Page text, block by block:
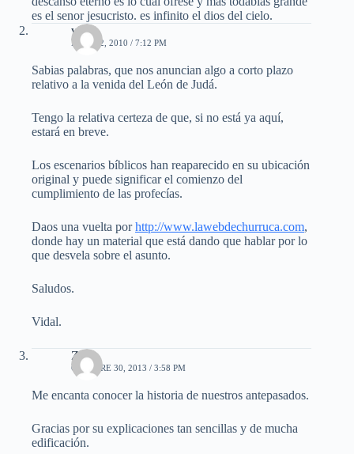
es el senor jesucristo. es infinito el dios del cielo.
vidal
MAYO 2, 2010 / 7:12 PM
Sabias palabras, que nos anuncian algo a corto plazo
relativo a la venida del León de Judá.
Tengo la relativa certeza de que, si no está ya aquí,
estará en breve.
Los escenarios bíblicos han reaparecido en su ubicación
original y puede significar el comienzo del
cumplimiento de las profecías.
Daos una vuelta porhttp://www.lawebdechurruca.com,
donde hay un material que está dando que hablar por lo
que desvela sobre el asunto.
Saludos.
Vidal.
Zaira
OCTUBRE 30, 2013 / 3:58 PM
Me encanta conocer la historia de nuestros antepasados.
Gracias por su explicaciones tan sencillas y de mucha
edificación.